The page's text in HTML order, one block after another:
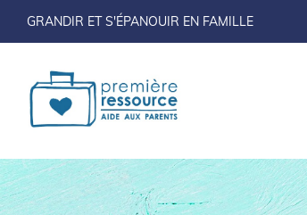
GRANDIR ET S'ÉPANOUIR EN FAMILLE